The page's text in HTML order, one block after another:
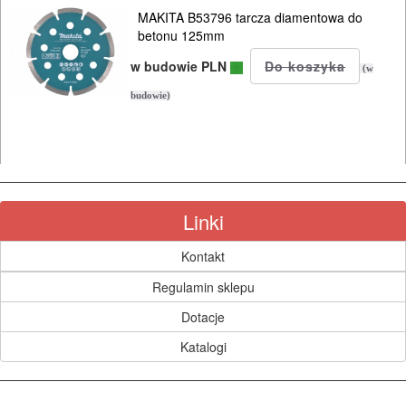
MYJKI
CIŚNIENIOWE
MAKITA B53796 tarcza diamentowa do
betonu 125mm
w budowie PLN
(w
budowie)
Linki
Kontakt
Regulamin sklepu
Dotacje
Katalogi